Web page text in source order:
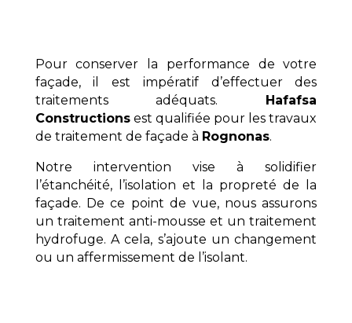
Pour conserver la performance de votre
façade, il est impératif d’effectuer des
traitements adéquats. Hafafsa
Constructionsest qualifiée pour les travaux
de traitement de façade à Rognonas.
Notre intervention vise à solidifier
l’étanchéité, l’isolation et la propreté de la
façade. De ce point de vue, nous assurons
un traitement anti-mousse et un traitement
hydrofuge. A cela, s’ajoute un changement
ou un affermissement de l’isolant.